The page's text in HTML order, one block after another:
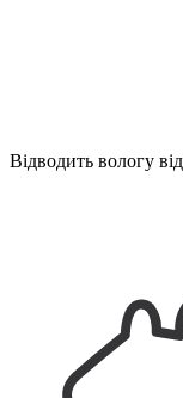
Відводить вологу